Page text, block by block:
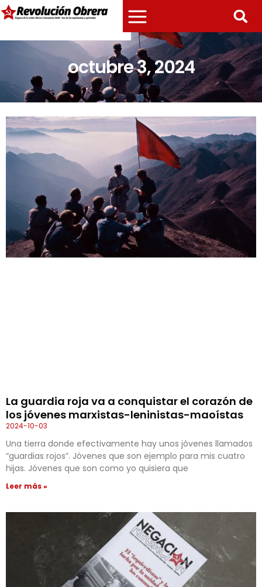
octubre 3, 2024
La guardia roja va a conquistar el corazón de
los jóvenes marxistas-leninistas-maoístas
2024-10-03
Una tierra donde efectivamente hay unos jóvenes llamados
“guardias ro­jos”. Jóvenes que son ejemplo para mis cuatro
hijas. Jóvenes que son como yo quisiera que
Leer más »